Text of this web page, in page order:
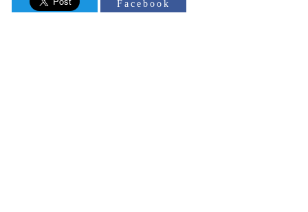
Facebook